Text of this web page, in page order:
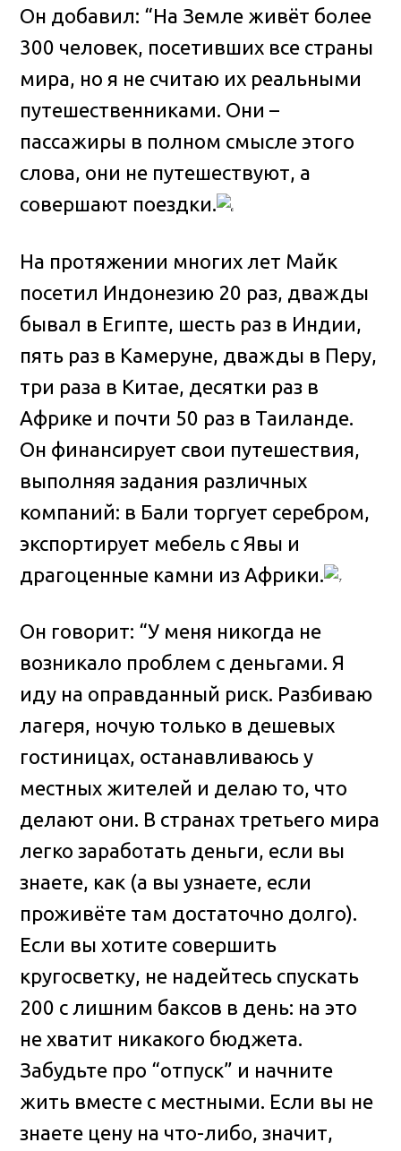
Он добавил: “На Земле живёт более
300 человек, посетивших все страны
мира, но я не считаю их реальными
путешественниками. Они –
пассажиры в полном смысле этого
слова, они не путешествуют, а
совершают поездки.
На протяжении многих лет Майк
посетил Индонезию 20 раз, дважды
бывал в Египте, шесть раз в Индии,
пять раз в Камеруне, дважды в Перу,
три раза в Китае, десятки раз в
Африке и почти 50 раз в Таиланде.
Он финансирует свои путешествия,
выполняя задания различных
компаний: в Бали торгует серебром,
экспортирует мебель с Явы и
драгоценные камни из Африки.
Он говорит: “У меня никогда не
возникало проблем с деньгами. Я
иду на оправданный риск. Разбиваю
лагеря, ночую только в дешевых
гостиницах, останавливаюсь у
местных жителей и делаю то, что
делают они. В странах третьего мира
легко заработать деньги, если вы
знаете, как (а вы узнаете, если
проживёте там достаточно долго).
Если вы хотите совершить
кругосветку, не надейтесь спускать
200 с лишним баксов в день: на это
не хватит никакого бюджета.
Забудьте про “отпуск” и начните
жить вместе с местными. Если вы не
знаете цену на что-либо, значит,